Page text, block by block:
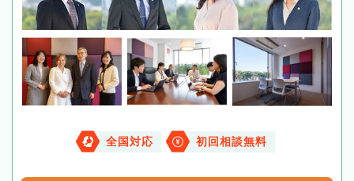
全国対応 初回相談無料